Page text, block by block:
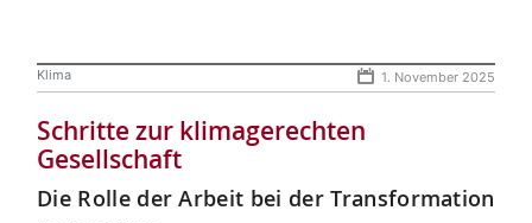
Klima 1. November 2025
Schritte zur klimagerechten
Gesellschaft
Die Rolle der Arbeit bei der Transformation